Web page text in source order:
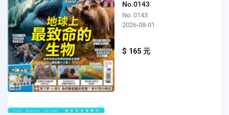
No.0143
No. 0143
2026-08-01
$ 165 元